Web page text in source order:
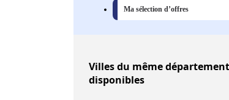
Ma sélection d’offres
Villesdu même
disponibles